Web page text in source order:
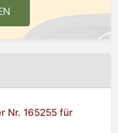
Nr. 165255 für